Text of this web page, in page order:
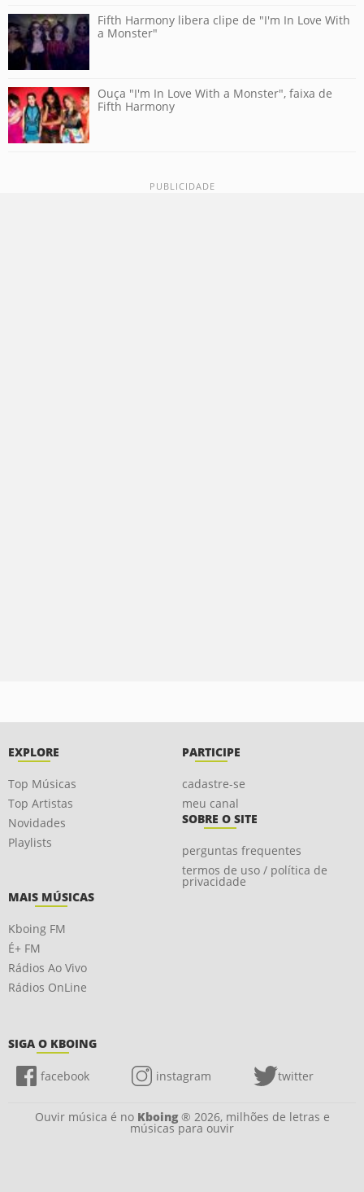
Fifth Harmony libera clipe de "I'm In Love With
a Monster"
Ouça "I'm In Love With a Monster", faixa de
Fifth Harmony
EXPLORE
Top Músicas
Top Artistas
Novidades
Playlists
PARTICIPE
cadastre-se
meu canal
SOBRE O SITE
perguntas frequentes
termos de uso / política de
privacidade
MAIS MÚSICAS
Kboing FM
É+ FM
Rádios Ao Vivo
Rádios OnLine
SIGA O KBOING
facebook instagram twitter
Ouvir música é no Kboing® 2026, milhões de letras e
músicas para ouvir